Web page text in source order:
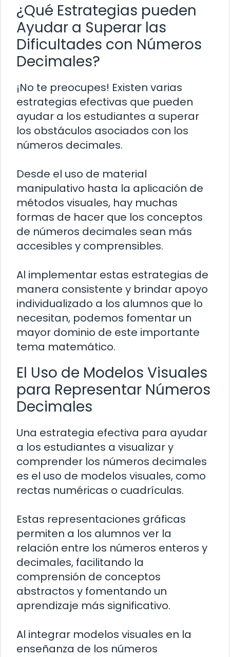
¿Qué Estrategias pueden
Ayudar a Superar las
Dificultades con Números
Decimales?
¡No te preocupes! Existen varias
estrategias efectivas que pueden
ayudar a los estudiantes a superar
los obstáculos asociados con los
números decimales.
Desde el uso de material
manipulativo hasta la aplicación de
métodos visuales, hay muchas
formas de hacer que los conceptos
de números decimales sean más
accesibles y comprensibles.
Al implementar estas estrategias de
manera consistente y brindar apoyo
individualizado a los alumnos que lo
necesitan, podemos fomentar un
mayor dominio de este importante
tema matemático.
El Uso de Modelos Visuales
para Representar Números
Decimales
Una estrategia efectiva para ayudar
a los estudiantes a visualizar y
comprender los números decimales
es el uso de modelos visuales, como
rectas numéricas o cuadrículas.
Estas representaciones gráficas
permiten a los alumnos ver la
relación entre los números enteros y
decimales, facilitando la
comprensión de conceptos
abstractos y fomentando un
aprendizaje más significativo.
Al integrar modelos visuales en la
enseñanza de los números